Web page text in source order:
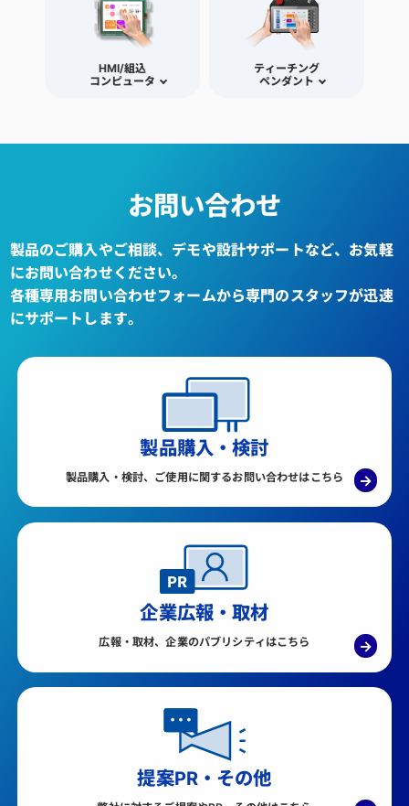
HMI/組込
コンピュータ
ティーチング
ペンダント
お問い合わせ
製品のご購入やご相談、デモや設計サポートなど、お気軽
にお問い合わせください。
各種専用お問い合わせフォームから専門のスタッフが迅速
にサポートします。
製品購入・検討
製品購入・検討、ご使用に関するお問い合わせはこちら →
企業広報・取材
広報・取材、企業のパブリシティはこちら →
提案PR・その他